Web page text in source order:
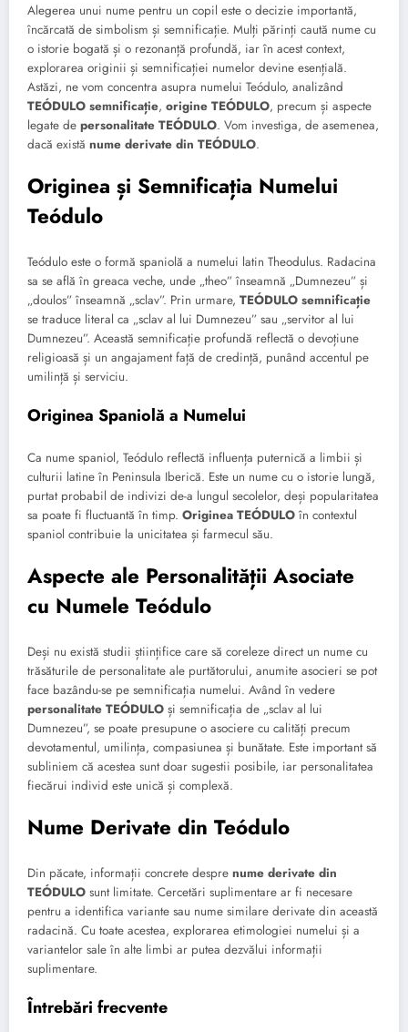
Alegerea unui nume pentru un copil este o decizie importantă,
încărcată de simbolism și semnificație. Mulți părinți caută nume cu
o istorie bogată și o rezonanță profundă, iar în acest context,
explorarea originii și semnificației numelor devine esențială.
Astăzi, ne vom concentra asupra numelui Teódulo, analizând
TEÓDULO semnificație, origine TEÓDULO, precum și aspecte
legate de personalitate TEÓDULO. Vom investiga, de asemenea,
dacă există nume derivate din TEÓDULO.
Originea și Semnificația Numelui
Teódulo
Teódulo este o formă spaniolă a numelui latin Theodulus. Radacina
sa se află în greaca veche, unde „theo” înseamnă „Dumnezeu” și
„doulos” înseamnă „sclav”. Prin urmare, TEÓDULO semnificație
se traduce literal ca „sclav al lui Dumnezeu” sau „servitor al lui
Dumnezeu”. Această semnificație profundă reflectă o devoțiune
religioasă și un angajament față de credință, punând accentul pe
umilință și serviciu.
Originea Spaniolă a Numelui
Ca nume spaniol, Teódulo reflectă influența puternică a limbii și
culturii latine în Peninsula Iberică. Este un nume cu o istorie lungă,
purtat probabil de indivizi de-a lungul secolelor, deși popularitatea
sa poate fi fluctuantă în timp. Originea TEÓDULO în contextul
spaniol contribuie la unicitatea și farmecul său.
Aspecte ale Personalității Asociate
cu Numele Teódulo
Deși nu există studii științifice care să coreleze direct un nume cu
trăsăturile de personalitate ale purtătorului, anumite asocieri se pot
face bazându-se pe semnificația numelui. Având în vedere
personalitate TEÓDULO și semnificația de „sclav al lui
Dumnezeu”, se poate presupune o asociere cu calități precum
devotamentul, umilința, compasiunea și bunătate. Este important să
subliniem că acestea sunt doar sugestii posibile, iar personalitatea
fiecărui individ este unică și complexă.
Nume Derivate din Teódulo
Din păcate, informații concrete despre nume derivate din
TEÓDULO sunt limitate. Cercetări suplimentare ar fi necesare
pentru a identifica variante sau nume similare derivate din această
radacină. Cu toate acestea, explorarea etimologiei numelui și a
variantelor sale în alte limbi ar putea dezvălui informații
suplimentare.
Întrebări frecvente